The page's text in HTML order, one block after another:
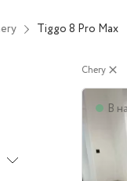
Tiggo 8 Pro Max
Chery close
В